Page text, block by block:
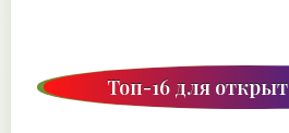
Топ-16 для